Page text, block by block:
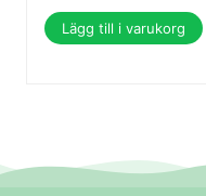
Lägg till i varukorg